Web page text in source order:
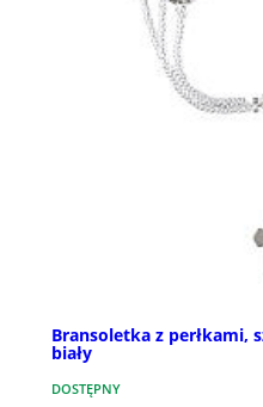
Bransoletka z perłkami,
biały
DOSTĘPNY